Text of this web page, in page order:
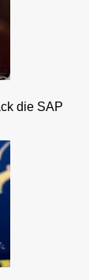
die SAP